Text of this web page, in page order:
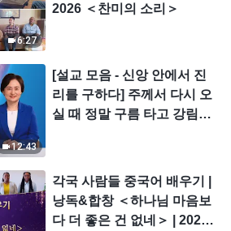
6:27
2026 ＜찬미의 소리＞
12:43
[설교 모음 - 신앙 안에서 진
리를 구하다] 주께서 다시 오
실 때 정말 구름 타고 강림하
각국 사람들 중국어 배우기 |
낭독&합창 ＜하나님 마음보
다 더 좋은 건 없네＞ | 2026